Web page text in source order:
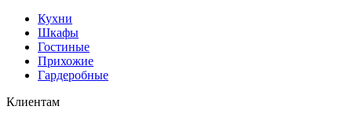
Кухни
Шкафы
Гостиные
Прихожие
Гардеробные
Клиентам